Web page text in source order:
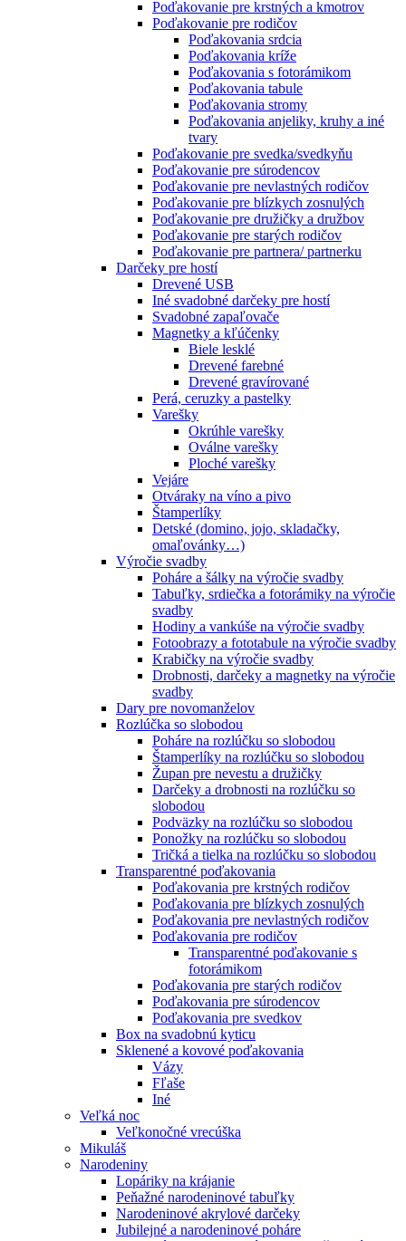
Poďakovanie pre krstných a kmotrov
Poďakovanie pre rodičov
Poďakovania srdcia
Poďakovania kríže
Poďakovania s fotorámikom
Poďakovania tabule
Poďakovania stromy
Poďakovania anjeliky, kruhy a iné
tvary
Poďakovanie pre svedka/svedkyňu
Poďakovanie pre súrodencov
Poďakovanie pre nevlastných rodičov
Poďakovanie pre blízkych zosnulých
Poďakovanie pre družičky a družbov
Poďakovanie pre starých rodičov
Poďakovanie pre partnera/ partnerku
Darčeky pre hostí
Drevené USB
Iné svadobné darčeky pre hostí
Svadobné zapaľovače
Magnetky a kľúčenky
Biele lesklé
Drevené farebné
Drevené gravírované
Perá, ceruzky a pastelky
Varešky
Okrúhle varešky
Oválne varešky
Ploché varešky
Vejáre
Otváraky na víno a pivo
Štamperlíky
Detské (domino, jojo, skladačky,
omaľovánky…)
Výročie svadby
Poháre a šálky na výročie svadby
Tabuľky, srdiečka a fotorámiky na výročie
svadby
Hodiny a vankúše na výročie svadby
Fotoobrazy a fototabule na výročie svadby
Krabičky na výročie svadby
Drobnosti, darčeky a magnetky na výročie
svadby
Dary pre novomanželov
Rozlúčka so slobodou
Poháre na rozlúčku so slobodou
Štamperlíky na rozlúčku so slobodou
Župan pre nevestu a družičky
Darčeky a drobnosti na rozlúčku so
slobodou
Podväzky na rozlúčku so slobodou
Ponožky na rozlúčku so slobodou
Tričká a tielka na rozlúčku so slobodou
Transparentné poďakovania
Poďakovania pre krstných rodičov
Poďakovania pre blízkych zosnulých
Poďakovania pre nevlastných rodičov
Poďakovania pre rodičov
Transparentné poďakovanie s
fotorámikom
Poďakovania pre starých rodičov
Poďakovania pre súrodencov
Poďakovania pre svedkov
Box na svadobnú kyticu
Sklenené a kovové poďakovania
Vázy
Fľaše
Iné
Veľká noc
Veľkonočné vrecúška
Mikuláš
Narodeniny
Lopáriky na krájanie
Peňažné narodeninové tabuľky
Narodeninové akrylové darčeky
Jubilejné a narodeninové poháre